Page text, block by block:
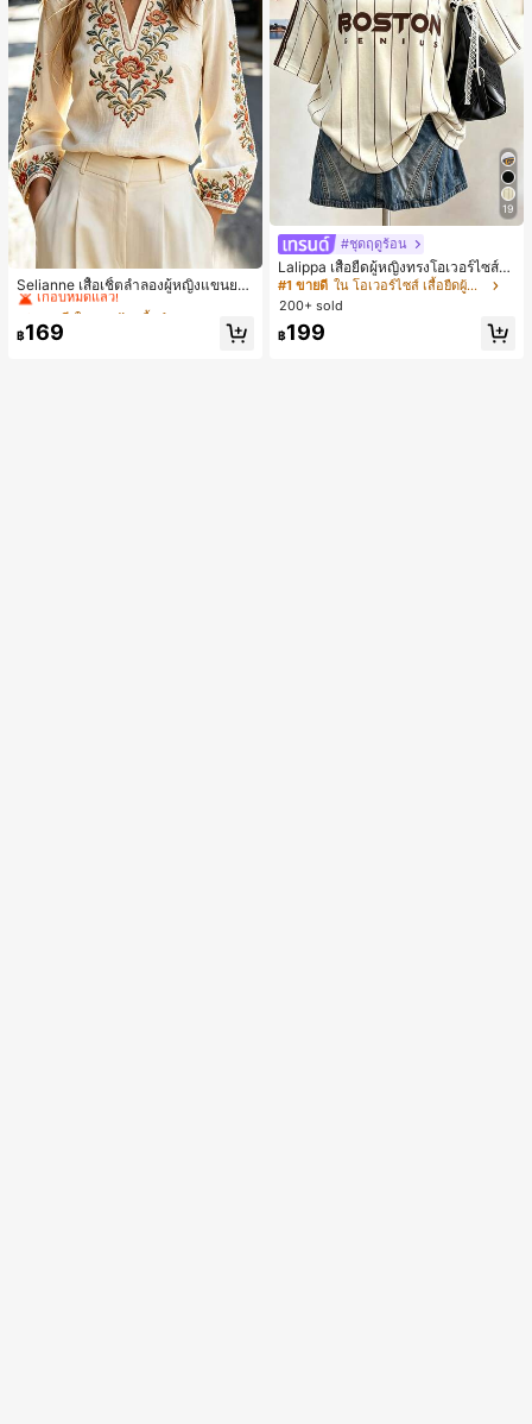
Selianne เสื้อเชิ้ตลำลองผู้หญิงแขนยา
ว คอวีเว้า ลายดอกไม้
#2 ขายดี
ใน งานปัก เสื้อทำงาน
เกือบหมดแล้ว!
#2 ขายดี ใน งานปัก เสื้อทำงาน
เกือบหมดแล้ว!
#2 ขายดี ใน งานปัก เสื้อทำงาน
เกือบหมดแล้ว!
#2 ขายดี
฿169
19
#ชุดฤดูร้อน
Lalippa เสื้อยืดผู้หญิงทรงโอเวอร์ไซส์ค
วามยาวกลาง คอกลม ไหล่ตก ลายพิมพ์
ตัวอักษรและลายทางแนวตั้ง สไตล์แฟชั่
นมินิมอล ของขวัญให้เพื่อน
#1 ขายดี
ใน โอเวอร์ไซส์ เสื้อยืดผู้หญิง
200+ sold
฿199